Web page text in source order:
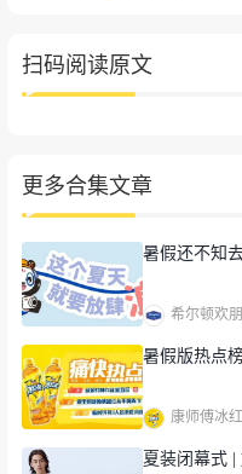
着试一试的心态去报
进入决赛的消息时
扫码阅读原文
更多合集文章
暑假还不知
希尔顿欢朋
暑假版热点
康师傅冰
夏装闭幕式 |